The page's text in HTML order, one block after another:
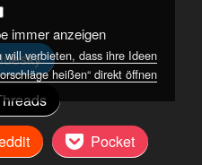
immer anzeigen
will verbieten, dass ihre Ideen
heißen“ direkt öffnen
Pocket